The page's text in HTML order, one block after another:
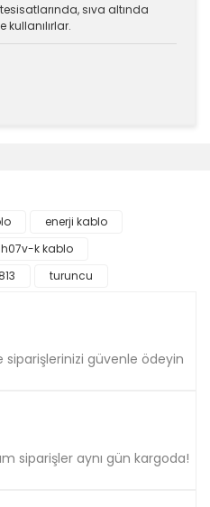
sıva altında
veya görüntülenemiyor.
bilgiler bulunuyor.
bulunuyor.
enerji kablo
h07v-k kablo
turuncu
siparişlerinizi güvenle ödeyin
siparişler aynı gün kargoda!